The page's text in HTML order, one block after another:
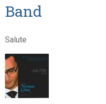
Band
Salute